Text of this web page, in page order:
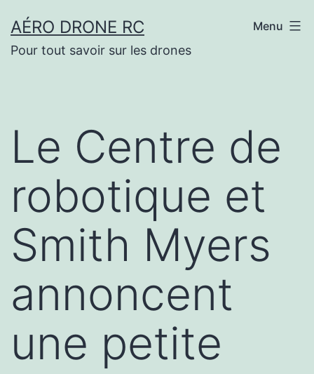
au
contenu
AÉRO DRONE RC
Pour tout savoir sur les drones
Menu
Le Centre de
robotique et
Smith Myers
annoncent
une petite